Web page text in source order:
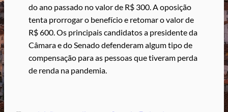
do ano passado no valor de R$ 300. A oposição
tenta prorrogar o benefício e retomar o valor de
R$ 600. Os principais candidatos a presidente da
Câmara e do Senado defenderam algum tipo de
compensação para as pessoas que tiveram perda
de renda na pandemia.